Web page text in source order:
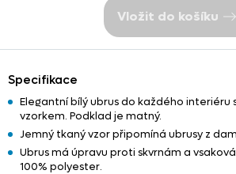
Vložit do košíku
Specifikace
Elegantní bílý ubrus do každého interiéru
vzorkem. Podklad je matný.
Jemný tkaný vzor připomíná ubrusy z
Ubrus má úpravu proti skvrnám a
100% polyester.